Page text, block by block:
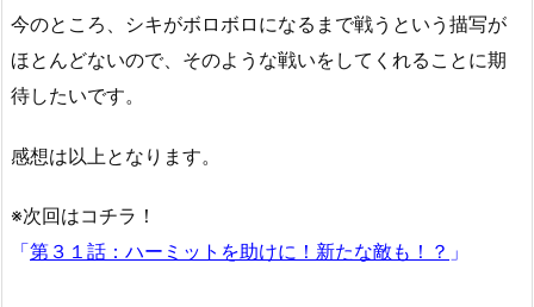
今のところ、シキがボロボロになるまで戦うという描写が
ほとんどないので、そのような戦いをしてくれることに期
待したいです。
感想は以上となります。
※次回はコチラ！
「第３１話：ハーミットを助けに！新たな敵も！？ 」